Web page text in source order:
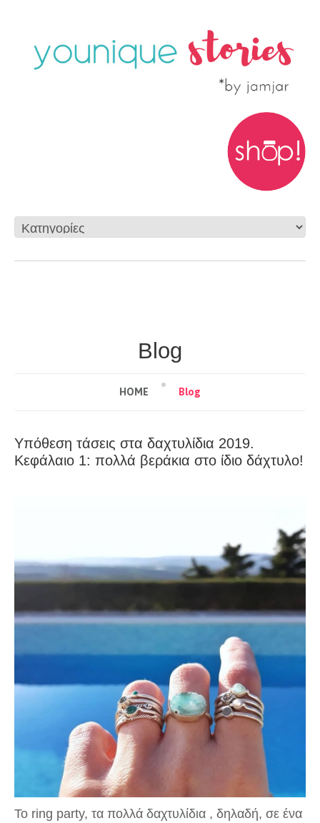
Blog
HOME Blog
Υπόθεση τάσεις στα δαχτυλίδια 2019.
Κεφάλαιο 1: πολλά βεράκια στο ίδιο δάχτυλο!
Το ring party, τα πολλά δαχτυλίδια , δηλαδή, σε ένα